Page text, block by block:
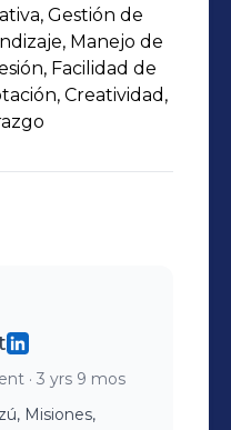
Gestión de
Manejo de
Facilidad de
Creatividad,
· 3 yrs 9 mos
Misiones,